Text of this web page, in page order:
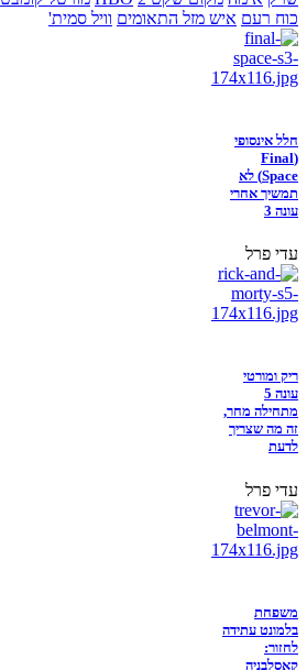
כוח רעם איש מזל התאומים וויל סמית'
חלל אינסופי
(Final
Space) לא
תמשיך אחרי
עונה 3
עדי פרל
ריק ומורטי
עונה 5
מתחילה מחר,
זה מה שצריך
לדעת
עדי פרל
משפחת
בלמונט עתידה
לחזור:
קאסלבניה